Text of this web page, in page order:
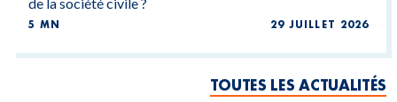
5 MN 29 JUILLET 2026
TOUTES LES ACTUALITÉS